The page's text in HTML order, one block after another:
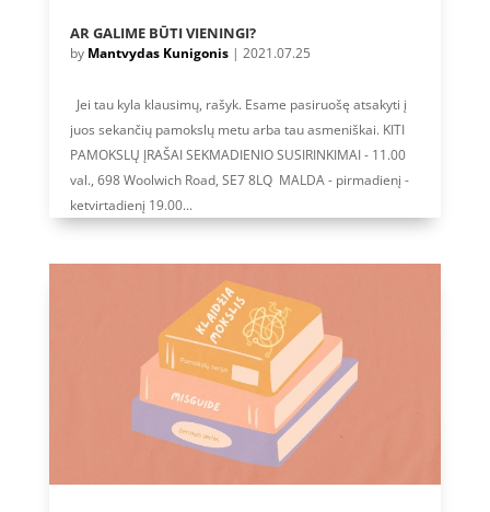
AR GALIME BŪTI VIENINGI?
by Mantvydas Kunigonis| 2021.07.25
Jei tau kyla klausimų, rašyk. Esame pasiruošę atsakyti į
juos sekančių pamokslų metu arba tau asmeniškai. KITI
PAMOKSLŲ ĮRAŠAI SEKMADIENIO SUSIRINKIMAI - 11.00
val., 698 Woolwich Road, SE7 8LQ MALDA - pirmadienį -
ketvirtadienį 19.00...